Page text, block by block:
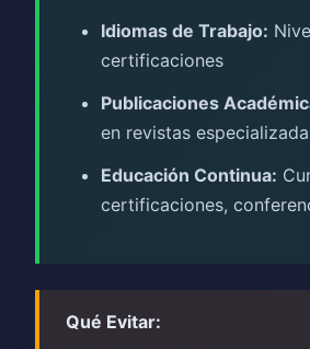
Idiomas de Trabajo:
certificaciones
Publicaciones
en revistas
Educación Continua:
certificaciones,
Qué Evitar: